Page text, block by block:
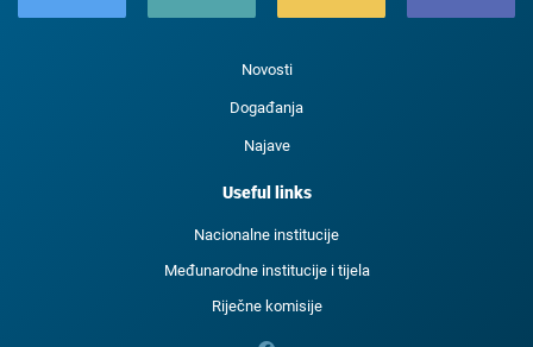
Novosti
Događanja
Najave
Useful links
Nacionalne institucije
Međunarodne institucije i tijela
Riječne komisije